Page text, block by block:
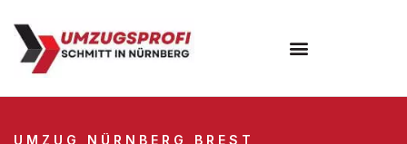
UMZUG NÜRNBERG BREST